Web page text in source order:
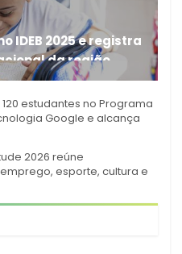
IDEB 2025 e registra
da região
estudantes no Programa
Google e alcança
2026 reúne
esporte, cultura e